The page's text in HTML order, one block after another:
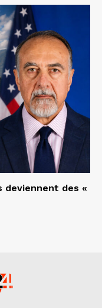
deviennent des «